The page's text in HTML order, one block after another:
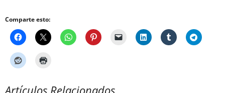
Comparte esto:
Artículos Relacionados